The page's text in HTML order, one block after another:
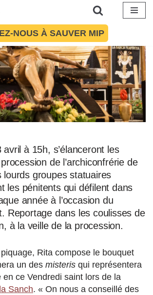
NOUS À SAUVER MIP
à 15h, s’élanceront les
de l’archiconfrérie de
lourds groupes statuaires
les pénitents qui défilent dans
année à l’occasion du
Reportage dans les coulisses de
à la veille de la procession.
Rita compose le bouquet
un des misteris qui représentera
en ce Vendredi saint lors de la
Sanch. « On nous a conseillé des